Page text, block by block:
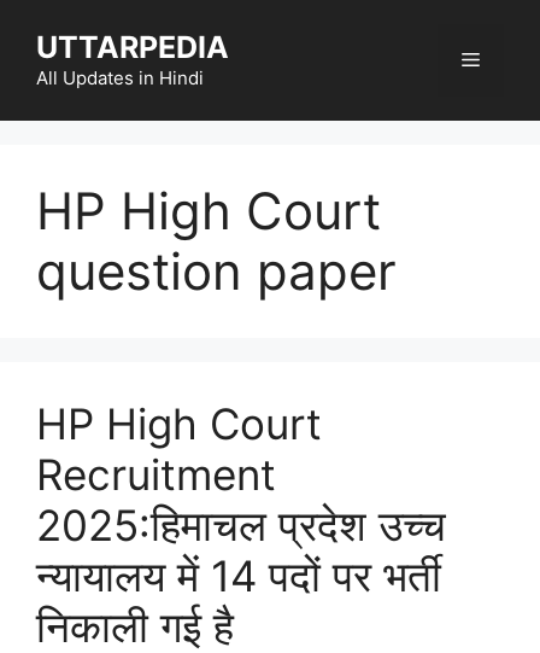
content
UTTARPEDIA
All Updates in Hindi
Menu
HP High Court
question paper
HP High Court
Recruitment
2025:हिमाचल प्रदेश उच्च
न्यायालय में 14 पदों पर भर्ती
निकाली गई है